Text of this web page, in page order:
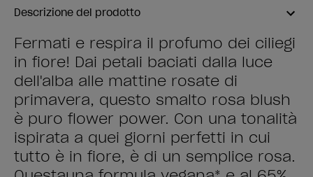
Descrizione del prodotto
Fermati e respira il profumo dei ciliegi
in fiore! Dai petali baciati dalla luce
dell'alba alle mattine rosate di
primavera, questo smalto rosa blush
è puro flower power. Con una tonalità
ispirata a quei giorni perfetti in cui
tutto è in fiore, è di un semplice rosa.